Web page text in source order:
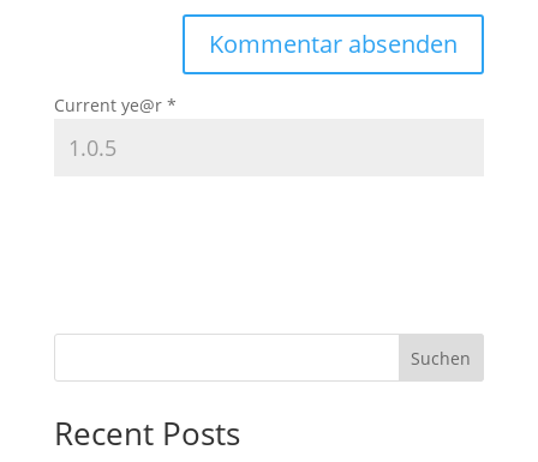
Current ye@r *
Suchen
Recent Posts